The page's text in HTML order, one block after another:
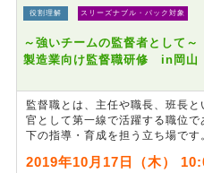
役割理解 スリーズナブル・パック対象
～強いチームの監督者として～
製造業向け監督職研修 in岡山
監督職とは、主任や職長、班長
官として第一線で活躍する職位
下の指導・育成を担う立ち場です
での監督職の位置づけを再確認し
2019年10月17日（木）